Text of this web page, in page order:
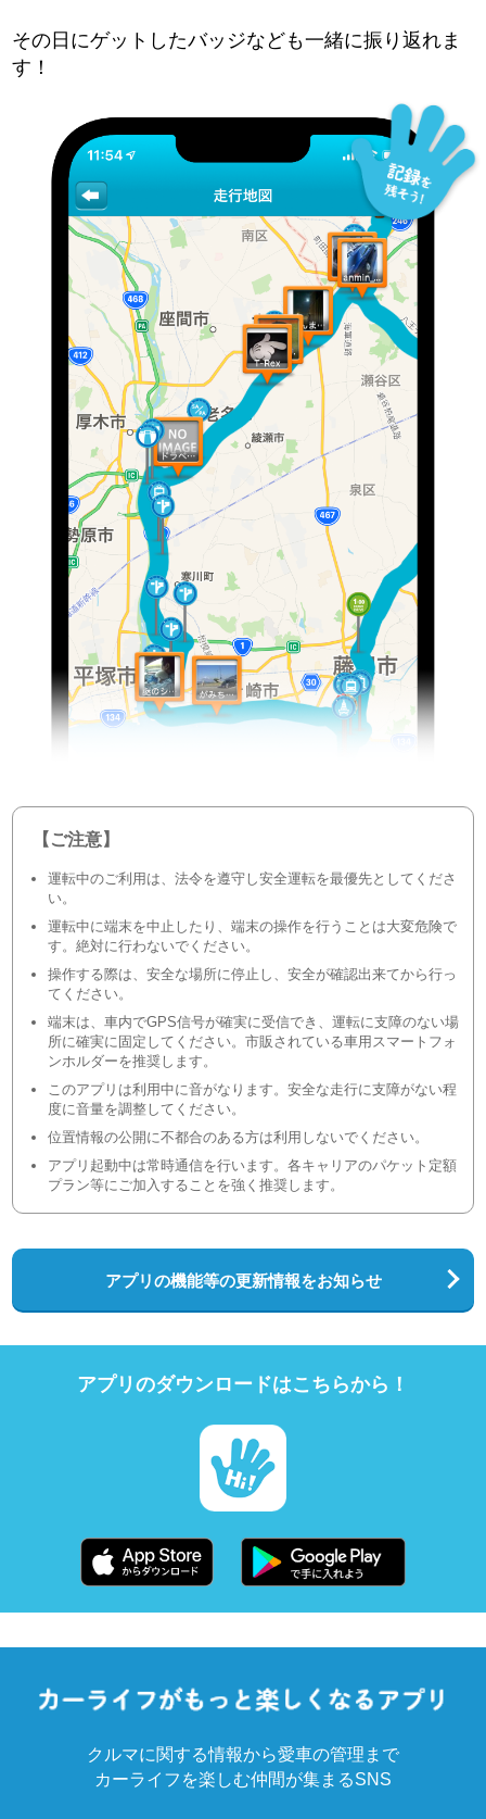
その日にゲットしたバッジなども一緒に振り返れま
す！
【ご注意】
運転中のご利用は、法令を遵守し安全運転を最優先としてくださ
い。
運転中に端末を中止したり、端末の操作を行うことは大変危険で
す。絶対に行わないでください。
操作する際は、安全な場所に停止し、安全が確認出来てから行っ
てください。
端末は、車内でGPS信号が確実に受信でき、運転に支障のない場
所に確実に固定してください。市販されている車用スマートフォ
ンホルダーを推奨します。
このアプリは利用中に音がなります。安全な走行に支障がない程
度に音量を調整してください。
位置情報の公開に不都合のある方は利用しないでください。
アプリ起動中は常時通信を行います。各キャリアのパケット定額
プラン等にご加入することを強く推奨します。
アプリの機能等の更新情報をお知らせ
アプリのダウンロードはこちらから！
クルマに関する情報から愛車の管理まで
カーライフを楽しむ仲間が集まるSNS